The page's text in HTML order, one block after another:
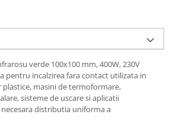
verde 100x100 mm, 400W, 230V
pentru incalzirea fara contact utilizata in
masini de termoformare,
sisteme de uscare si aplicatii
distributia uniforma a